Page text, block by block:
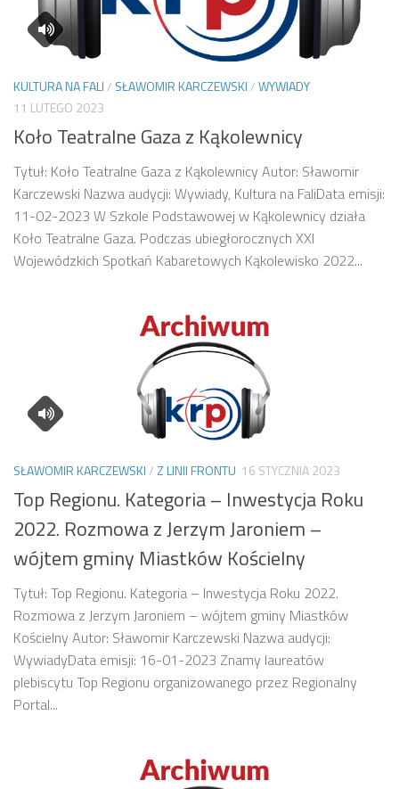
KULTURA NA FALI/ SŁAWOMIR KARCZEWSKI/WYWIADY
11 LUTEGO 2023
Koło Teatralne Gaza z Kąkolewnicy
Tytuł: Koło Teatralne Gaza z Kąkolewnicy Autor: Sławomir
Karczewski Nazwa audycji: Wywiady, Kultura na FaliData emisji:
11-02-2023 W Szkole Podstawowej w Kąkolewnicy działa
Koło Teatralne Gaza. Podczas ubiegłorocznych XXI
Wojewódzkich Spotkań Kabaretowych Kąkolewisko 2022...
SŁAWOMIR KARCZEWSKI/Z LINII FRONTU 16 STYCZNIA 2023
Top Regionu. Kategoria – Inwestycja Roku
2022. Rozmowa z Jerzym Jaroniem –
wójtem gminy Miastków Kościelny
Tytuł: Top Regionu. Kategoria – Inwestycja Roku 2022.
Rozmowa z Jerzym Jaroniem – wójtem gminy Miastków
Kościelny Autor: Sławomir Karczewski Nazwa audycji:
WywiadyData emisji: 16-01-2023 Znamy laureatów
plebiscytu Top Regionu organizowanego przez Regionalny
Portal...